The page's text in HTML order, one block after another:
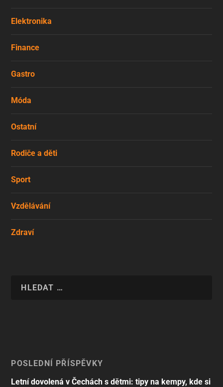
Elektronika
Finance
Gastro
Móda
Ostatní
Rodiče a děti
Sport
Vzdělávání
Zdraví
POSLEDNÍ PŘÍSPĚVKY
Letní dovolená v Čechách s dětmi: tipy na kempy, kde si